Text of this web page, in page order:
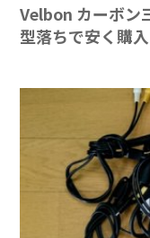
Velbon カーボン
型落ちで安く購